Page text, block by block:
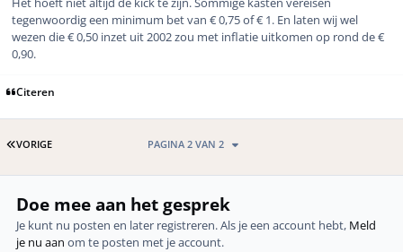
tegenwoordig een minimum bet van € 0,75 of € 1. En laten wij wel
wezen die € 0,50 inzet uit 2002 zou met inflatie uitkomen op rond de €
0,90.
Citeren
EERSTE PAGINA
VORIGE PAGINA 2 VAN 2
Doe mee aan het gesprek
Je kunt nu posten en later registreren. Als je een account hebt, Meld
je nu aan om te posten met je account.